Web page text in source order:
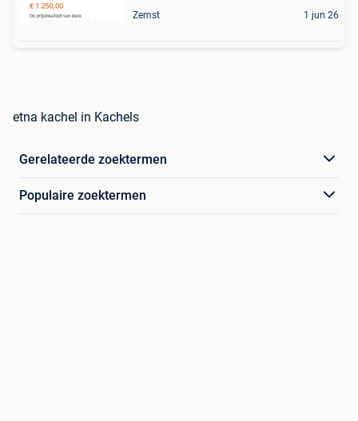
Zemst 1 jun 26
etna kachel in Kachels
Gerelateerde zoektermen
Populaire zoektermen